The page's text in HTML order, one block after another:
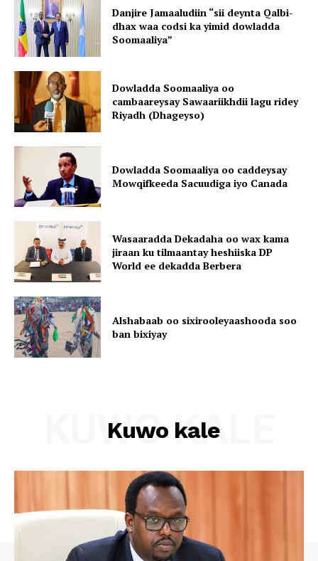
Danjire Jamaaludiin “sii deynta Qalbi-
dhax waa codsi ka yimid dowladda
Soomaaliya”
Dowladda Soomaaliya oo
cambaareysay Sawaariikhdii lagu ridey
Riyadh (Dhageyso)
Dowladda Soomaaliya oo caddeysay
Mowqifkeeda Sacuudiga iyo Canada
Wasaaradda Dekadaha oo wax kama
jiraan ku tilmaantay heshiiska DP
World ee dekadda Berbera
Alshabaab oo sixirooleyaashooda soo
ban bixiyay
Kuwo kale
KUWO KALE